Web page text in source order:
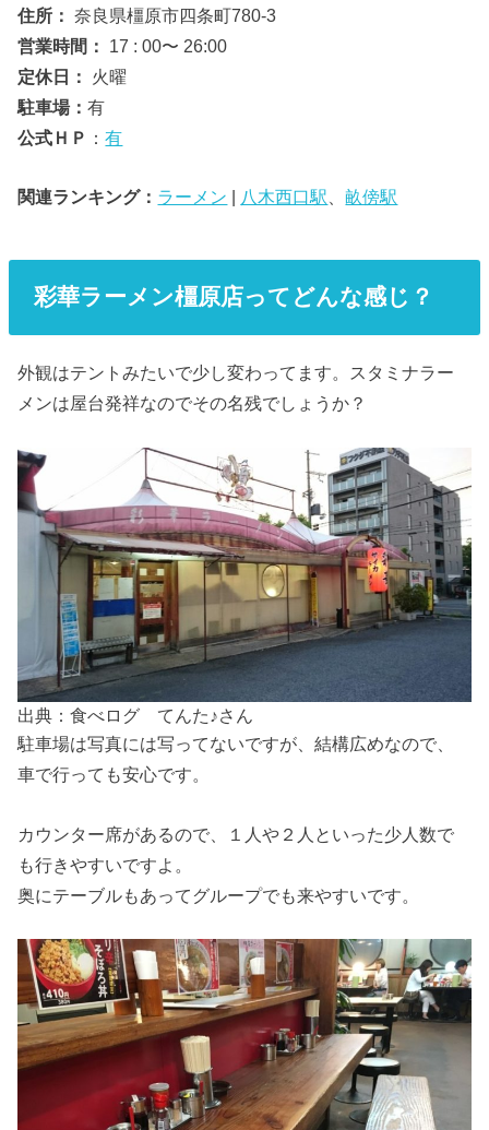
住所： 奈良県橿原市四条町780-3
営業時間：
17 : 00〜 26:00
定休日：
火曜
駐車場：有
公式ＨＰ ：有
関連ランキング： ラーメン 八木西口駅 、畝傍駅
彩華ラーメン橿原店ってどんな感じ？
外観はテントみたいで少し変わってます。スタミナラー
メンは屋台発祥なのでその名残でしょうか？
出典：食べログ てんた♪さん
駐車場は写真には写ってないですが、結構広めなので、
車で行っても安心です。
カウンター席があるので、１人や２人といった少人数で
も行きやすいですよ。
奥にテーブルもあってグループでも来やすいです。